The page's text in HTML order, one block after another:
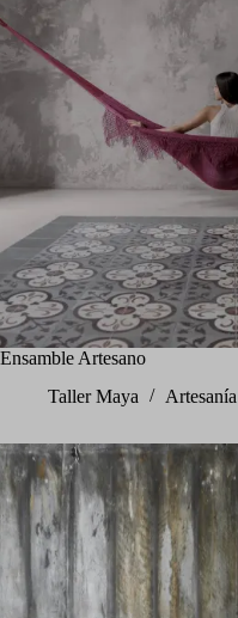
Ensamble Artesano
Taller Maya
Artesanía